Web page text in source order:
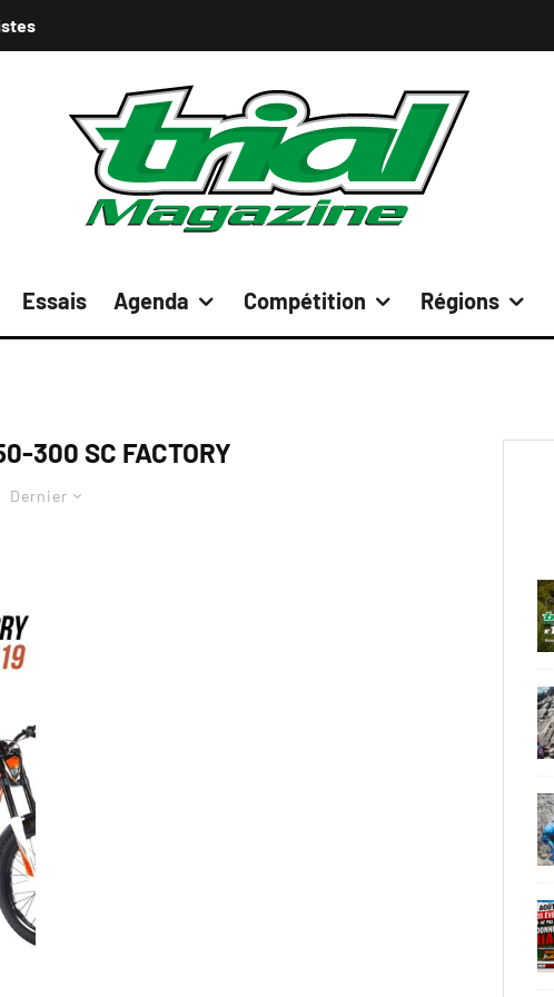
Essais Agenda Compétition Régions
300 SC FACTORY
Dernier